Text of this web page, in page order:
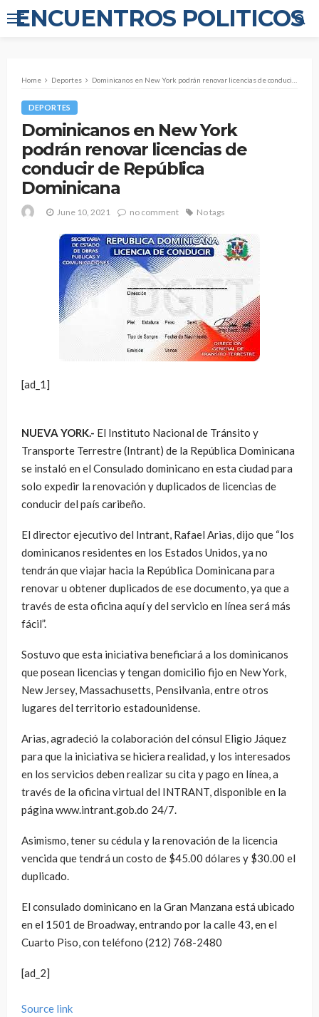
ENCUENTROS POLITICOS
Home Deportes Dominicanos en New York podrán renovar licencias de conducir de República Dominicana
DEPORTES
Dominicanos en New York
podrán renovar licencias de
conducir de República
Dominicana
June 10, 2021 no comment No tags
[ad_1]
NUEVA YORK.- El Instituto Nacional de Tránsito y
Transporte Terrestre (Intrant) de la República Dominicana
se instaló en el Consulado dominicano en esta ciudad para
solo expedir la renovación y duplicados de licencias de
conducir del país caribeño.
El director ejecutivo del Intrant, Rafael Arias, dijo que “los
dominicanos residentes en los Estados Unidos, ya no
tendrán que viajar hacia la República Dominicana para
renovar u obtener duplicados de ese documento, ya que a
través de esta oficina aquí y del servicio en línea será más
fácil”.
Sostuvo que esta iniciativa beneficiará a los dominicanos
que posean licencias y tengan domicilio fijo en New York,
New Jersey, Massachusetts, Pensilvania, entre otros
lugares del territorio estadounidense.
Arias, agradeció la colaboración del cónsul Eligio Jáquez
para que la iniciativa se hiciera realidad, y los interesados
en los servicios deben realizar su cita y pago en línea, a
través de la oficina virtual del INTRANT, disponible en la
página www.intrant.gob.do 24/7.
Asimismo, tener su cédula y la renovación de la licencia
vencida que tendrá un costo de $45.00 dólares y $30.00 el
duplicado.
El consulado dominicano en la Gran Manzana está ubicado
en el 1501 de Broadway, entrando por la calle 43, en el
Cuarto Piso, con teléfono (212) 768-2480
[ad_2]
Source link